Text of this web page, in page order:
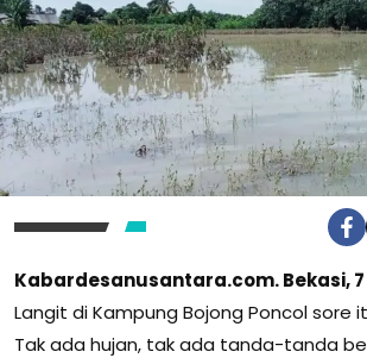
Kabardesanusantara.com. Bekasi, 7
Langit di Kampung Bojong Poncol sore
Tak ada hujan, tak ada tanda-tanda